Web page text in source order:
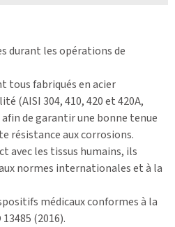
durant les opérations de
tous fabriqués en acier
(AISI 304, 410, 420 et 420A,
de garantir une bonne tenue
résistance aux corrosions.
avec les tissus humains, ils
normes internationales et à la
médicaux conformes à la
(2016).